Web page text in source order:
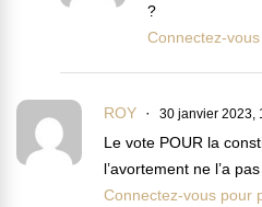
?
Connectez-
ROY 30 janvier 2023,
Le vote POUR la
l’avortement ne l’a pas
Connectez-vous pour